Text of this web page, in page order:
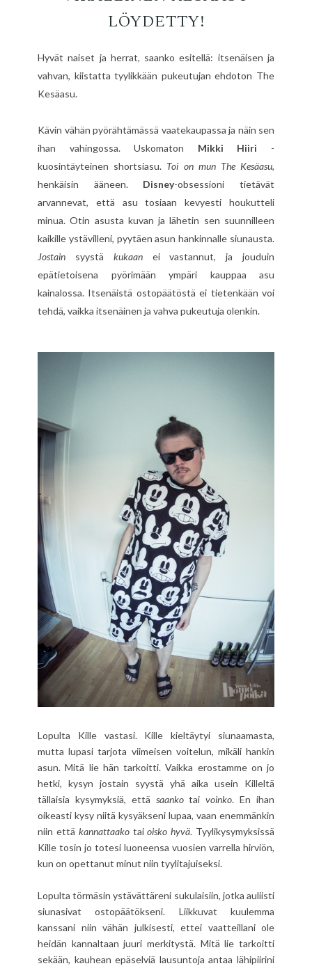
LÖYDETTY!
Hyvät naiset ja herrat, saanko esitellä: itsenäisen ja
vahvan, kiistatta tyylikkään pukeutujan ehdoton The
Kesäasu.
Kävin vähän pyörähtämässä vaatekaupassa ja näin sen
ihan vahingossa. Uskomaton Mikki Hiiri -
kuosintäyteinen shortsiasu. Toi on mun The Kesäasu,
henkäisin ääneen. Disney-obsessioni tietävät
arvannevat, että asu tosiaan kevyesti houkutteli
minua. Otin asusta kuvan ja lähetin sen suunnilleen
kaikille ystävilleni, pyytäen asun hankinnalle siunausta.
Jostain syystä kukaanei vastannut, ja jouduin
epätietoisena pyörimään ympäri kauppaa asu
kainalossa. Itsenäistä ostopäätöstä ei tietenkään voi
tehdä, vaikka itsenäinen ja vahva pukeutuja olenkin.
Lopulta Kille vastasi. Kille kieltäytyi siunaamasta,
mutta lupasi tarjota viimeisen voitelun, mikäli hankin
asun. Mitä lie hän tarkoitti. Vaikka erostamme on jo
hetki, kysyn jostain syystä yhä aika usein Killeltä
tällaisia kysymyksiä, että saankotaivoinko. En ihan
oikeasti kysy niitä kysyäkseni lupaa, vaan enemmänkin
niin että kannattaakotaioisko hyvä. Tyylikysymyksissä
Kille tosin jo totesi luoneensa vuosien varrella hirviön,
kun on opettanut minut niin tyylitajuiseksi.
Lopulta törmäsin ystävättäreni sukulaisiin, jotka auliisti
siunasivat ostopäätökseni. Liikkuvat kuulemma
kanssani niin vähän julkisesti, ettei vaatteillani ole
heidän kannaltaan juuri merkitystä. Mitä lie tarkoitti
sekään, kauhean epäselviä lausuntoja antaa lähipiirini